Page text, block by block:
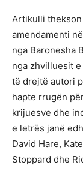
Artikulli
amendamenti
nga Baronesha
nga zhvilluesit
të drejtë autori
hapte rrugën
krijuesve dhe
e letrës janë
David Hare,
Stoppard dhe